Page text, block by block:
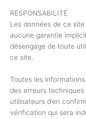
RESPONSABILITÉ
Les données de ce
aucune garantie
désengage de toute
ce site.
Toutes les
des erreurs
utilisateurs d’en
vérification qui sera